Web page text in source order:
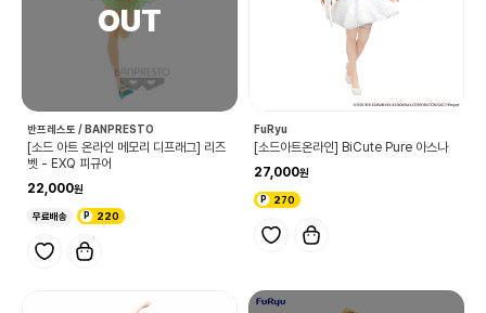
반프레스토 / BANPRESTO
[소드 아트 온라인 메모리 디프래그] 리즈
벳 - EXQ 피규어
22,000
무료배송 220
FuRyu
[소드아트온라인] BiCute Pure 아스나
27,000
270